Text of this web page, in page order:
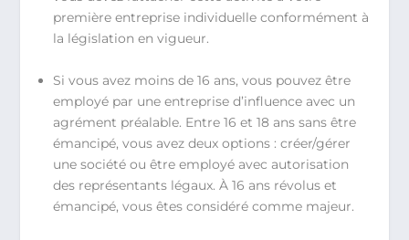
première entreprise individuelle conformément à
la législation en vigueur.
Si vous avez moins de 16 ans, vous pouvez être
employé par une entreprise d’influence avec un
agrément préalable. Entre 16 et 18 ans sans être
émancipé, vous avez deux options : créer/gérer
une société ou être employé avec autorisation
des représentants légaux. À 16 ans révolus et
émancipé, vous êtes considéré comme majeur.